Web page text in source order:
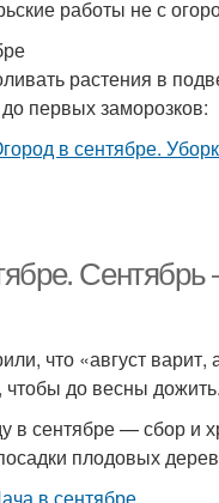
работы не с
растения в
первых заморозков:
Сентябрь
что «август
чтобы до весны
сентябре — сбор и
плодовых